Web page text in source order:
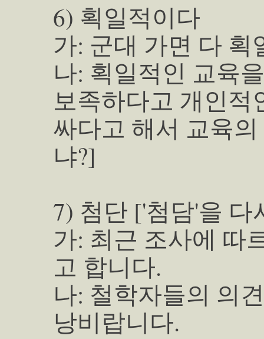
6) 획일적이다
가: 군대 가면 다 획
나: 획일적인 교육
보족하다고 개인적
싸다고 해서 교육
냐?]
7) 첨단 ['첨담'을
가: 최근 조사에 따
고 합니다.
나: 철학자들의 의
낭비랍니다.